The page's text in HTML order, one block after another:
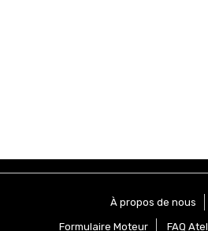
À propos de nous
Formulaire Moteur FAQ